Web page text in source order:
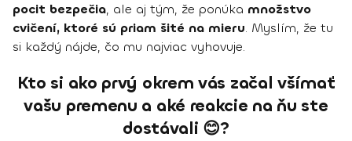
pocit bezpečia, ale aj tým, že ponúka množstvo
cvičení, ktoré sú priam šité na mieru. Myslím, že tu
si každý nájde, čo mu najviac vyhovuje.
Kto si ako prvý okrem vás začal všímať
vašu premenu a aké reakcie na ňu ste
dostávali 😊?